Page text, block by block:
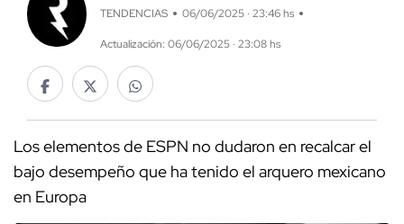
TENDENCIAS 06/06/2025 · 23:46 hs
Actualización: 06/06/2025 · 23:08 hs
Los elementos de ESPN no dudaron en recalcar el
bajo desempeño que ha tenido el arquero mexicano
en Europa